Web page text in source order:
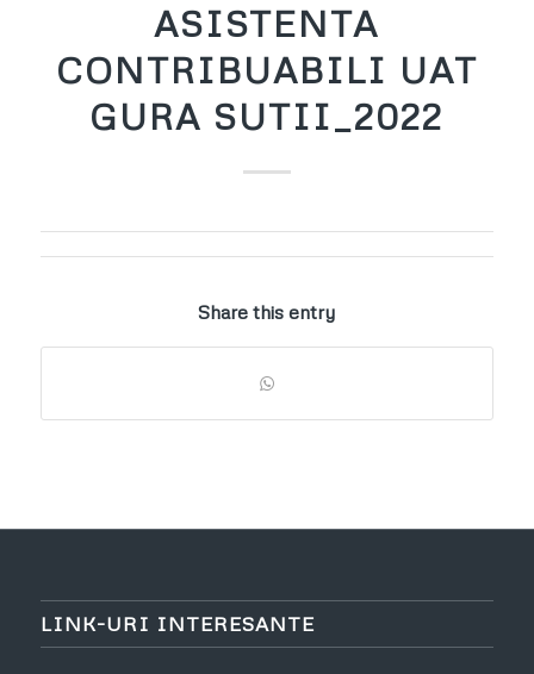
ASISTENTA
CONTRIBUABILI UAT
GURA SUTII_2022
Share this entry
LINK-URI INTERESANTE